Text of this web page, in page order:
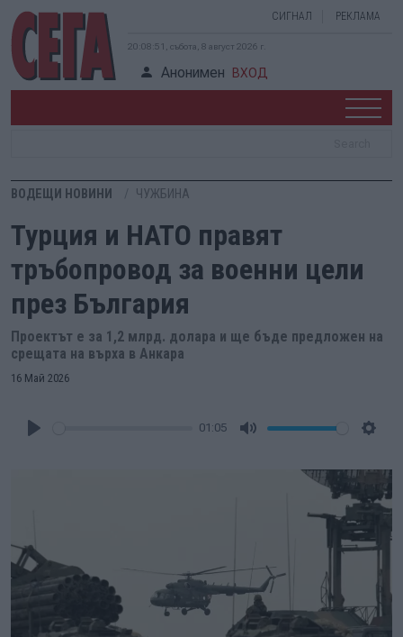
СИГНАЛ РЕКЛАМА
20:08:52, събота, 8 август 2026 г.
Анонимен ВХОД
ВОДЕЩИ НОВИНИ ЧУЖБИНА
Турция и НАТО правят
тръбопровод за военни цели
през България
Проектът е за 1,2 млрд. долара и ще бъде предложен на
срещата на върха в Анкара
16 Май 2026
01:05